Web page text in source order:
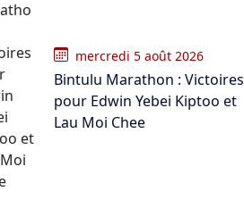
mercredi 5 août 2026
Bintulu Marathon : Victoires
pour Edwin Yebei Kiptoo et
Lau Moi Chee